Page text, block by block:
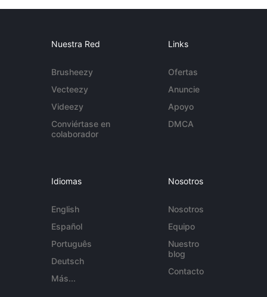
Nuestra Red
Brusheezy
Vecteezy
Videezy
Conviértase en
colaborador
Links
Ofertas
Anuncie
Apoyo
DMCA
Idiomas
English
Español
Português
Deutsch
Más...
Nosotros
Nosotros
Equipo
Nuestro
blog
Contacto